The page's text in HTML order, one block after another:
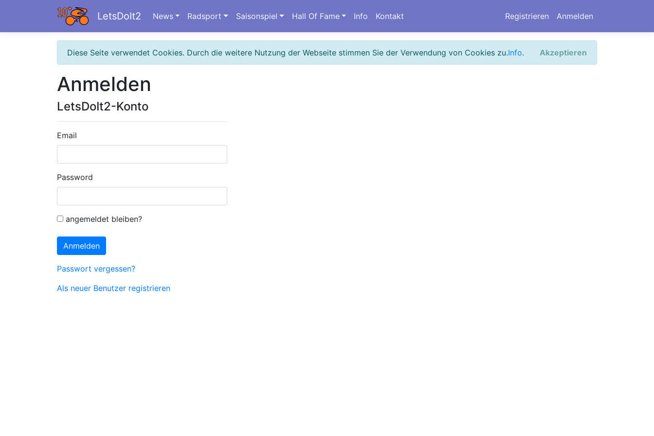
LetsDoIt2 Registrieren Anmelden
News Radsport Saisonspiel Hall Of Fame Info Kontakt
Diese Seite verwendet Cookies. Durch die weitere Nutzung der Webseite stimmen Sie der Verwendung von Cookies zu.Info. Akzeptieren
Anmelden
LetsDoIt2-Konto
Email
Password
angemeldet bleiben?
Anmelden
Passwort vergessen?
Als neuer Benutzer registrieren